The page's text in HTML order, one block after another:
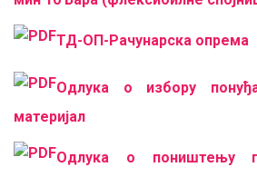
ТД-ОП-Рачунарска опрема
Одлука о избору
материјал
Одлука о поништењу